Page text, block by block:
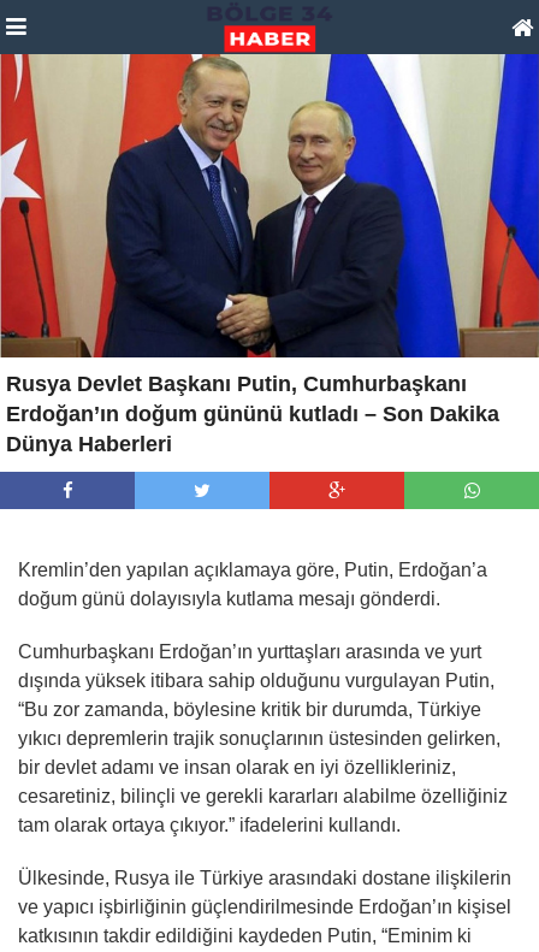
Rusya Devlet Başkanı Putin, Cumhurbaşkanı
Erdoğan’ın doğum gününü kutladı – Son Dakika
Dünya Haberleri
Kremlin’den yapılan açıklamaya göre, Putin, Erdoğan’a
doğum günü dolayısıyla kutlama mesajı gönderdi.
Cumhurbaşkanı Erdoğan’ın yurttaşları arasında ve yurt
dışında yüksek itibara sahip olduğunu vurgulayan Putin,
“Bu zor zamanda, böylesine kritik bir durumda, Türkiye
yıkıcı depremlerin trajik sonuçlarının üstesinden gelirken,
bir devlet adamı ve insan olarak en iyi özellikleriniz,
cesaretiniz, bilinçli ve gerekli kararları alabilme özelliğiniz
tam olarak ortaya çıkıyor.” ifadelerini kullandı.
Ülkesinde, Rusya ile Türkiye arasındaki dostane ilişkilerin
ve yapıcı işbirliğinin güçlendirilmesinde Erdoğan’ın kişisel
katkısının takdir edildiğini kaydeden Putin, “Eminim ki